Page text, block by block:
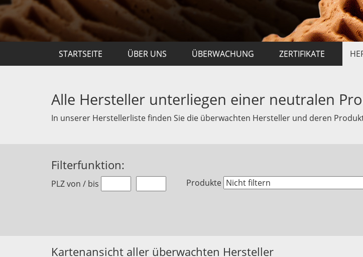
STARTSEITE ÜBER UNS ÜBERWACHUNG ZERTIFIKATE
Alle Hersteller unterliegen einer neutralen
In unserer Herstellerliste finden Sie die überwachten Hersteller und deren
Filterfunktion:
PLZ von / bis Produkte
Kartenansicht aller überwachten Hersteller